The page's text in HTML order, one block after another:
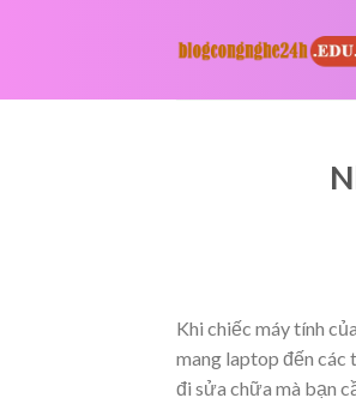
Khi chiếc máy tính
mang laptop đến
đi sửa chữa mà bạn